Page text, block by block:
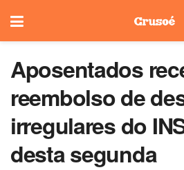
Aposentados
reembolso de
irregulares do
desta segunda